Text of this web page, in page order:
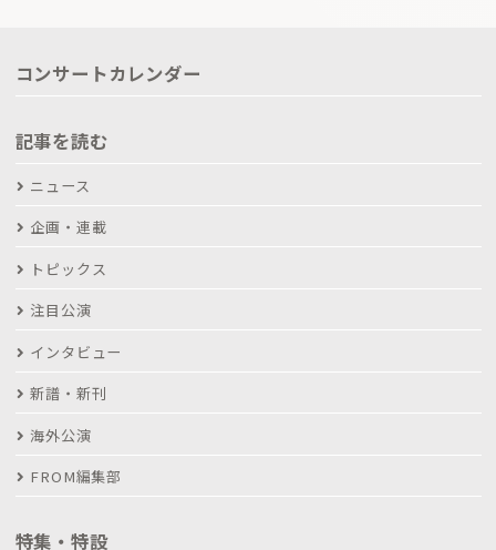
コンサートカレンダー
記事を読む
ニュース
企画・連載
トピックス
注目公演
インタビュー
新譜・新刊
海外公演
FROM編集部
特集・特設